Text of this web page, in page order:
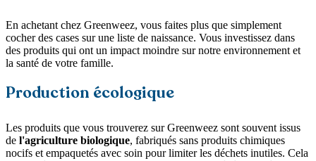
En achetant chez Greenweez, vous faites plus que simplement
cocher des cases sur une liste de naissance. Vous investissez dans
des produits qui ont un impact moindre sur notre environnement et
la santé de votre famille.
Production écologique
Les produits que vous trouverez sur Greenweez sont souvent issus
de l'agriculture biologique, fabriqués sans produits chimiques
nocifs et empaquetés avec soin pour limiter les déchets inutiles. Cela